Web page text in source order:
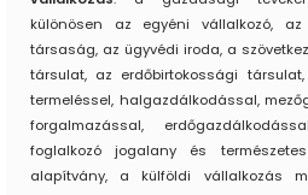
különösen az egyéni vállalkozó,
társaság, az ügyvédi iroda, a
társulat, az erdőbirtokossági
termeléssel, halgazdálkodással,
forgalmazással,
foglalkozó jogalany és
alapítvány, a külföldi vállalkozás